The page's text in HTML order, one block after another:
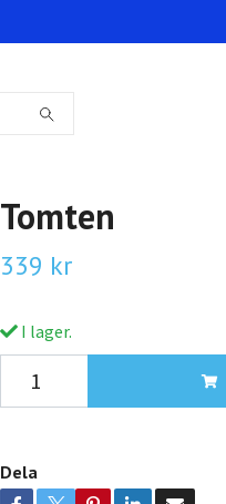
Tomten
339 kr
I lager.
Dela